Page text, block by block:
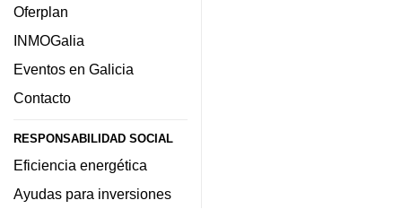
Oferplan
INMOGalia
Eventos en Galicia
Contacto
RESPONSABILIDAD SOCIAL
Eficiencia energética
Ayudas para inversiones